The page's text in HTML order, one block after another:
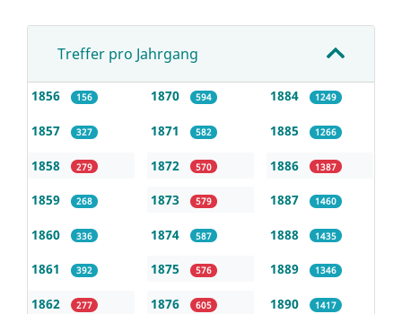
Treffer pro Jahrgang
1856 156
1857 327
1858 279
1859 268
1860 336
1861 392
1862 277
1870 594
1871 582
1872 570
1873 579
1874 587
1875 576
1876 605
1884 1249
1885 1266
1886 1387
1887 1460
1888 1435
1889 1346
1890 1417